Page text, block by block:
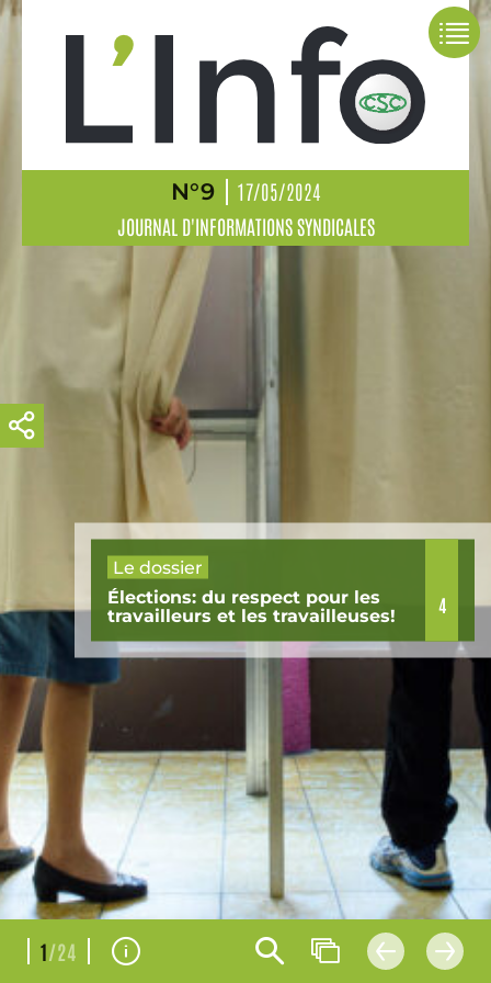
N°9
17/05/2024
JOURNAL D'INFORMATIONS SYNDICALES
Le dossier
Élections: du respect pour les
travailleurs et les travailleuses!
4
1/24